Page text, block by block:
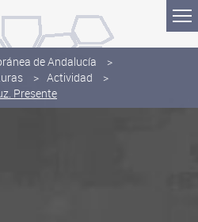
de Andalucía
Actividad
Presente